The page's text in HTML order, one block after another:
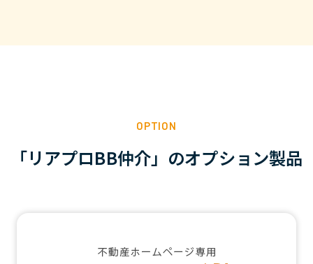
OPTION
「リアプロBB仲介」のオプション製品